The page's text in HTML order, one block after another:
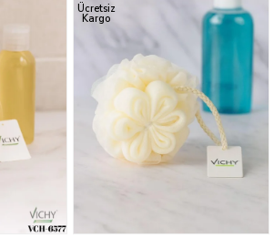
ürün
Ücretsiz
Kargo